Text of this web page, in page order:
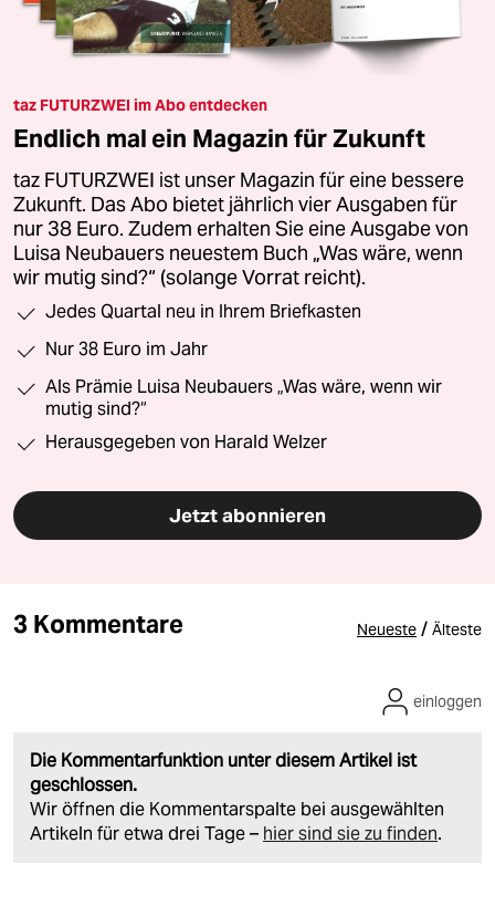
taz FUTURZWEI im Abo entdecken
Endlich mal ein Magazin für Zukunft
taz FUTURZWEI ist unser Magazin für eine bessere
Zukunft. Das Abo bietet jährlich vier Ausgaben für
nur 38 Euro. Zudem erhalten Sie eine Ausgabe von
Luisa Neubauers neuestem Buch „Was wäre, wenn
wir mutig sind?“ (solange Vorrat reicht).
Jedes Quartal neu in Ihrem Briefkasten
Nur 38 Euro im Jahr
Als Prämie Luisa Neubauers „Was wäre, wenn wir
mutig sind?“
Herausgegeben von Harald Welzer
Jetzt abonnieren
3 Kommentare Neueste / Älteste
Die Kommentarfunktion unter diesem Artikel ist
geschlossen.
Wir öffnen die Kommentarspalte bei ausgewählten
Artikeln für etwa drei Tage – hier sind sie zu finden.
einloggen